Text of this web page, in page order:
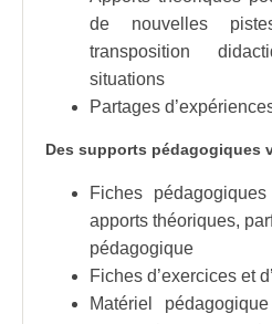
de nouvelles
transposition
situations
Partages
Des supports pédagogiques
Fiches
apports théoriques,
pédagogique
Fiches d’exercices et
Matériel